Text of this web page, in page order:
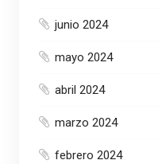
junio 2024
mayo 2024
abril 2024
marzo 2024
febrero 2024